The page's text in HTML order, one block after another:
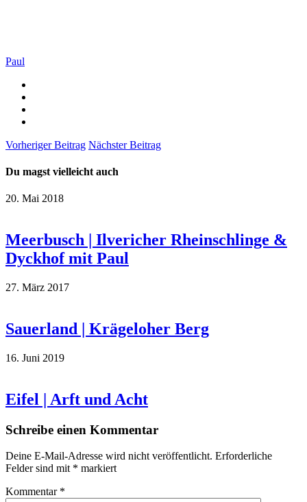
Paul
Vorheriger Beitrag Nächster Beitrag
Du magst vielleicht auch
20. Mai 2018
Meerbusch | Ilvericher Rheinschlinge &
Dyckhof mit Paul
27. März 2017
Sauerland | Krägeloher Berg
16. Juni 2019
Eifel | Arft und Acht
Schreibe einen Kommentar
Deine E-Mail-Adresse wird nicht veröffentlicht. Erforderliche
Felder sind mit * markiert
Kommentar *